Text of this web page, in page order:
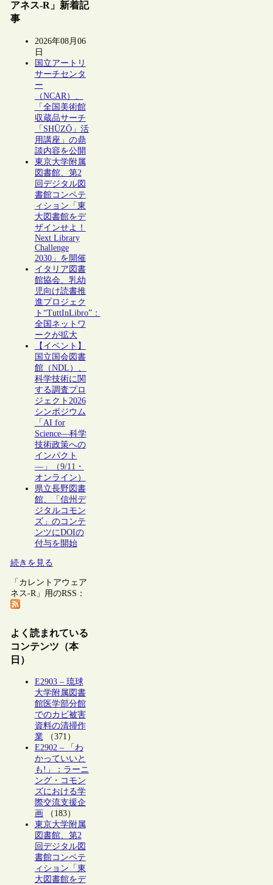
アネス-R」新着記
事
2026年08月06
日
国立アートリ
サーチセンタ
ー
（NCAR）、
「全国美術館
収蔵品サーチ
「SHŪZŌ」活
用講座」の鼎
談内容を公開
東京大学附属
図書館、第2
回デジタル図
書館コンペテ
ィション「東
大図書館をデ
ザインせよ！
Next Library
Challenge
2030」を開催
イタリア図書
館協会、乳幼
児向け読書推
進プロジェク
ト“TuttInLibro”：
全国ネットワ
ークが拡大
【イベント】
国立国会図書
館（NDL）、
科学技術に関
する調査プロ
ジェクト2026
シンポジウム
「AI for
Science―科学
技術政策への
インパクト
―」（9/11・
オンライン）
県立長野図書
館、「信州デ
ジタルコモン
ズ」のコンテ
ンツにDOIの
付与を開始
続きを見る
「カレントアウェア
ネス-R」用のRSS：
よく読まれている
コンテンツ（本
日）
E2903 – 琉球
大学附属図書
館医学部分館
でのカビ被害
資料の清掃作
業（371）
E2902 – 「わ
かっていいと
も!」：ラーニ
ング・コモン
ズにおける学
際交流支援企
画 （183）
東京大学附属
図書館、第2
回デジタル図
書館コンペテ
ィション「東
大図書館をデ